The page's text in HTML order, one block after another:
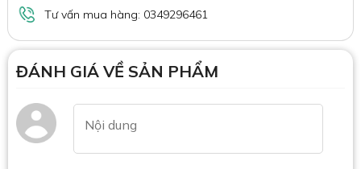
Tư vấn mua hàng: 0349296461
ĐÁNH GIÁ VỀ SẢN PHẨM